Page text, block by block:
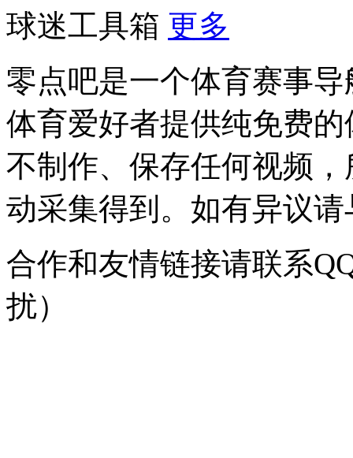
球迷工具箱 更多
零点吧是一个体育赛事
体育爱好者提供纯免费
不制作、保存任何视频
动采集得到。如有异议
合作和友情链接请联系
扰）